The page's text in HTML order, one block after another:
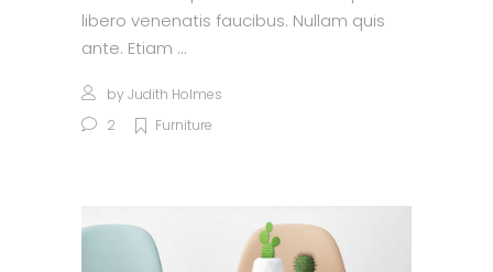
libero venenatis faucibus. Nullam quis
ante. Etiam
by Judith Holmes
2
Furniture